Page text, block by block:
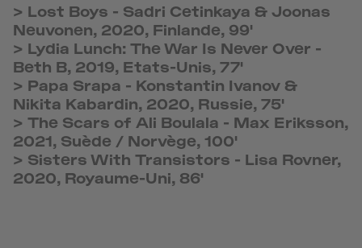
> Lost Boys - Sadri Cetinkaya & Joonas
Neuvonen, 2020, Finlande, 99'
> Lydia Lunch: The War Is Never Over -
Beth B, 2019, Etats-Unis, 77'
> Papa Srapa - Konstantin Ivanov &
Nikita Kabardin, 2020, Russie, 75'
> The Scars of Ali Boulala - Max Eriksson,
2021, Suède / Norvège, 100'
> Sisters With Transistors - Lisa Rovner,
2020, Royaume-Uni, 86'